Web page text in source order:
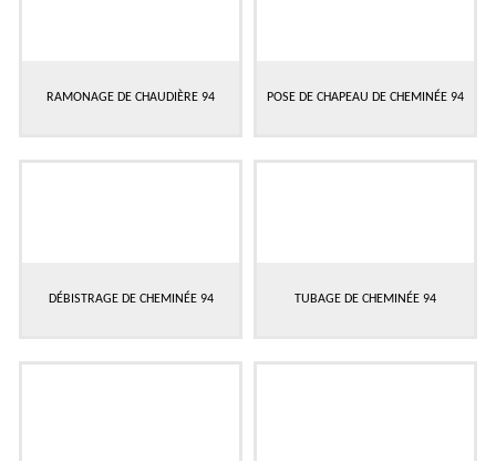
RAMONAGE DE CHAUDIÈRE 94 POSE DE CHAPEAU DE CHEMINÉE 94
DÉBISTRAGE DE CHEMINÉE 94 TUBAGE DE CHEMINÉE 94